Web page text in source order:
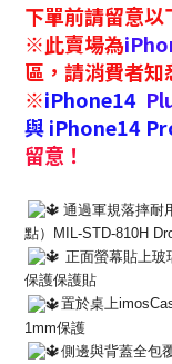
下單前請留意以
※此賣場為
區，請消費者知
※iPhone14
與iPhone14
留意！
通過軍規落摔耐
點）MIL-STD-810H
正面螢幕貼上玻
保護保護貼
置於桌上
1mm保護
側邊與背蓋全包